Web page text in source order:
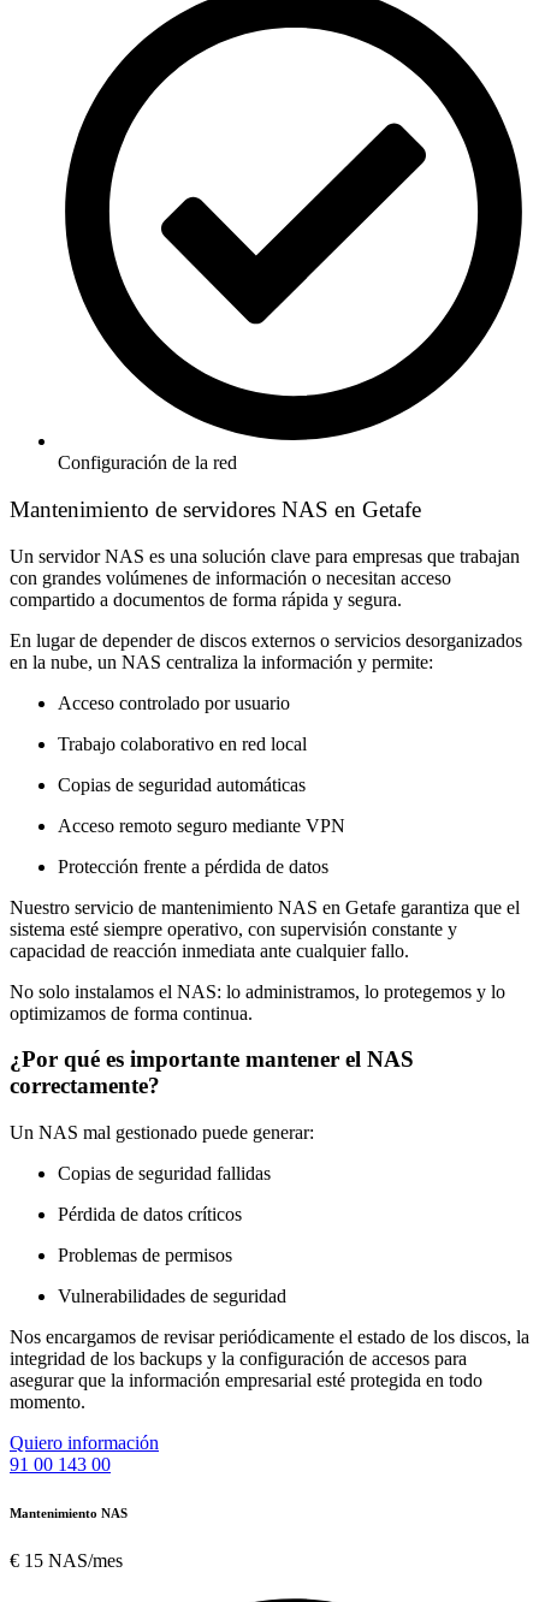
Configuración de la red
Mantenimiento de servidores NAS en Getafe
Un servidor NAS es una solución clave para empresas que trabajan
con grandes volúmenes de información o necesitan acceso
compartido a documentos de forma rápida y segura.
En lugar de depender de discos externos o servicios desorganizados
en la nube, un NAS centraliza la información y permite:
Acceso controlado por usuario
Trabajo colaborativo en red local
Copias de seguridad automáticas
Acceso remoto seguro mediante VPN
Protección frente a pérdida de datos
Nuestro servicio de mantenimiento NAS en Getafe garantiza que el
sistema esté siempre operativo, con supervisión constante y
capacidad de reacción inmediata ante cualquier fallo.
No solo instalamos el NAS: lo administramos, lo protegemos y lo
optimizamos de forma continua.
¿Por qué es importante mantener el NAS
correctamente?
Un NAS mal gestionado puede generar:
Copias de seguridad fallidas
Pérdida de datos críticos
Problemas de permisos
Vulnerabilidades de seguridad
Nos encargamos de revisar periódicamente el estado de los discos, la
integridad de los backups y la configuración de accesos para
asegurar que la información empresarial esté protegida en todo
momento.
Quiero información
91 00 143 00
Mantenimiento NAS
€ 15 NAS/mes